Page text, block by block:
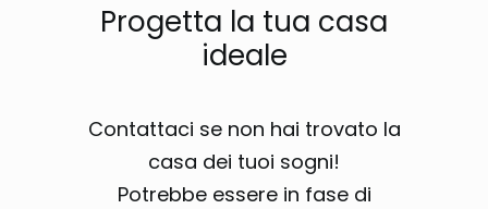
Progetta la tua casa
ideale
Contattaci se non hai trovato la
casa dei tuoi sogni!
Potrebbe essere in fase di